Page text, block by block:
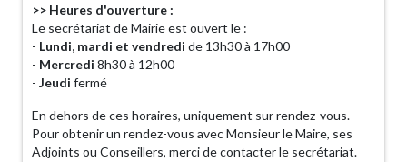
>> Heures d'ouverture :
Le secrétariat de Mairie est ouvert le :
- Lundi, mardi et vendredi de 13h30 à 17h00
- Mercredi 8h30 à 12h00
- Jeudi fermé
En dehors de ces horaires, uniquement sur rendez-vous.
Pour obtenir un rendez-vous avec Monsieur le Maire, ses
Adjoints ou Conseillers, merci de contacter le secrétariat.